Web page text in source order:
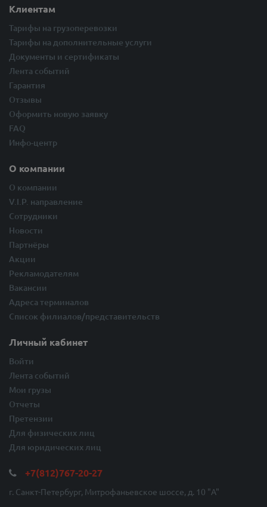
Клиентам
Тарифы на грузоперевозки
Тарифы на дополнительные услуги
Документы и сертификаты
Лента событий
Гарантия
Отзывы
Оформить новую заявку
FAQ
Инфо-центр
О компании
О компании
V.I.P. направление
Сотрудники
Новости
Партнёры
Акции
Рекламодателям
Вакансии
Адреса терминалов
Список филиалов/представительств
Личный кабинет
Войти
Лента событий
Мои грузы
Отчеты
Претензии
Для физических лиц
Для юридических лиц
+7(812)767-20-27
г. Санкт-Петербург, Митрофаньевское шоссе, д. 10 "A"